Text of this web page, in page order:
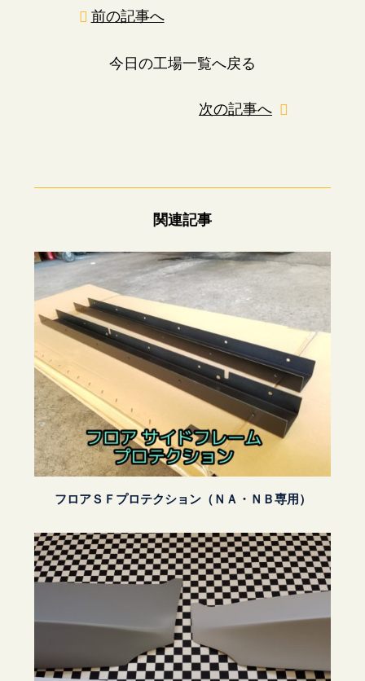
前の記事へ
今日の工場一覧へ戻る
次の記事へ
関連記事
フロアＳＦプロテクション（ＮＡ・ＮＢ専用）